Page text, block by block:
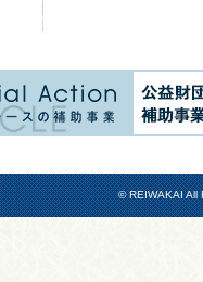
© REIWAKAI All